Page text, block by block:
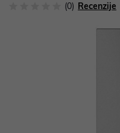
(0) Recenzije